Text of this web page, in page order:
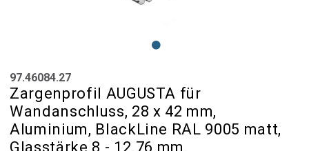
97.46084.27
Zargenprofil AUGUSTA für
Wandanschluss, 28 x 42 mm,
Aluminium, BlackLine RAL 9005 matt,
Glasstärke 8 - 12.76 mm,